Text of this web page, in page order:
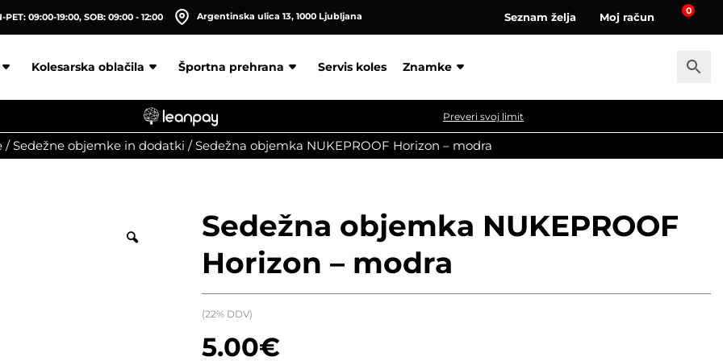
PET: 09:00-19:00, SOB: 09:00 - 12:00 Argentinska ulica 13, 1000 Ljubljana Seznam želja Moj račun 0
Kolesarska oblačila Športna prehrana Servis koles Znamke
Preveri svoj limit
/Sedežne objemke in dodatki /Sedežna objemka NUKEPROOF Horizon – modra
Sedežna objemka NUKEPROOF
Horizon – modra
5.00€
(22% DDV)